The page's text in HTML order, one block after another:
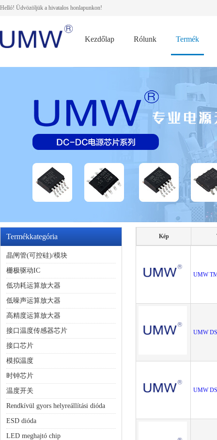
Helló! Üdvözöljük a hivatalos honlapunkon!
Kezdőlap Rólunk Termék
Termékkategória
晶闸管(可控硅)/模块
栅极驱动IC
低功耗运算放大器
低噪声运算放大器
高精度运算放大器
接口温度传感器芯片
接口芯片
模拟温度
时钟芯片
温度开关
Rendkívül gyors helyreállítási dióda
ESD dióda
LED meghajtó chip
Kép
UMW
UMW
UMW